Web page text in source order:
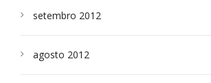
setembro 2012
agosto 2012